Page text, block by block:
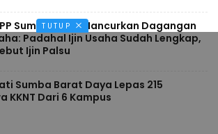
PP Sumba Barat Hancurkan Dagangan
Padahal Ijin Usaha Sudah Lengkap,
Ijin Palsu
Sumba Barat Daya Lepas 215
KKNT Dari 6 Kampus
TUTUP